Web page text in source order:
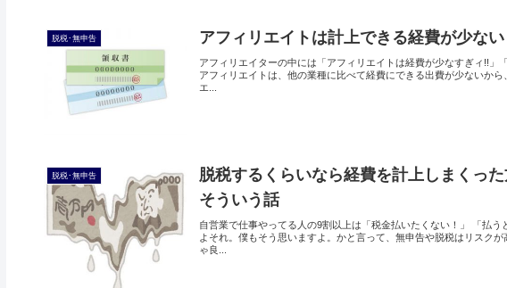
脱税･無申告 アフィリエイトは計上できる経費が少な
アフィリエイターの中には「アフィリエイトは経費が少なすぎィ!!」
アフィリエイトは、他の業種に比べて経費にできる出費が少ないか
エ...
脱税･無申告
脱税するくらいなら経費を計上しまくっ
そういう話
自営業で仕事やってる人の9割以上は「税金払いたくない！」 「払
よそれ。僕もそう思いますよ。かと言って、無申告や脱税はリスク
ゃ良...